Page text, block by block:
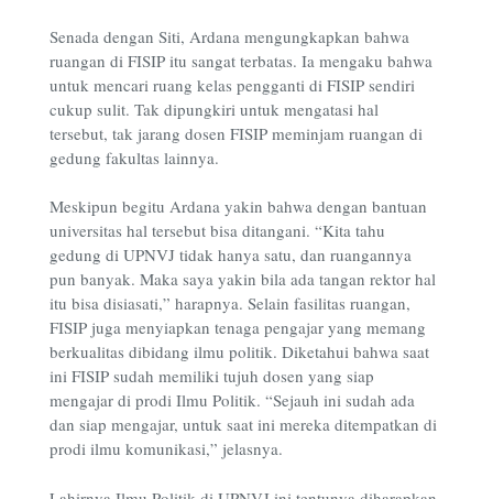
Senada dengan Siti, Ardana mengungkapkan bahwa
ruangan di FISIP itu sangat terbatas. Ia mengaku bahwa
untuk mencari ruang kelas pengganti di FISIP sendiri
cukup sulit. Tak dipungkiri untuk mengatasi hal
tersebut, tak jarang dosen FISIP meminjam ruangan di
gedung fakultas lainnya.
Meskipun begitu Ardana yakin bahwa dengan bantuan
universitas hal tersebut bisa ditangani. “Kita tahu
gedung di UPNVJ tidak hanya satu, dan ruangannya
pun banyak. Maka saya yakin bila ada tangan rektor hal
itu bisa disiasati,” harapnya. Selain fasilitas ruangan,
FISIP juga menyiapkan tenaga pengajar yang memang
berkualitas dibidang ilmu politik. Diketahui bahwa saat
ini FISIP sudah memiliki tujuh dosen yang siap
mengajar di prodi Ilmu Politik. “Sejauh ini sudah ada
dan siap mengajar, untuk saat ini mereka ditempatkan di
prodi ilmu komunikasi,” jelasnya.